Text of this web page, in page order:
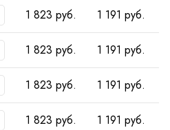
1 823 руб. 1 191 руб.
1 823 руб. 1 191 руб.
1 823 руб. 1 191 руб.
1 823 руб. 1 191 руб.